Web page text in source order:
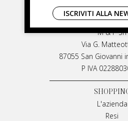
LIVIANA
M & P Srl
Via G.
87055 San Giovanni
P IVA
L'azienda
Resi
ISCRIVITI ALLA